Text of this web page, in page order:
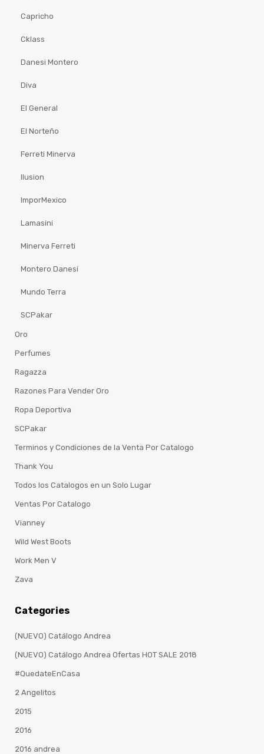
Capricho
Cklass
Danesi Montero
Diva
El General
El Norteño
Ferreti Minerva
Ilusion
ImporMexico
Lamasini
Minerva Ferreti
Montero Danesi
Mundo Terra
SCPakar
Oro
Perfumes
Ragazza
Razones Para Vender Oro
Ropa Deportiva
SCPakar
Terminos y Condiciones de la Venta Por Catalogo
Thank You
Todos los Catalogos en un Solo Lugar
Ventas Por Catalogo
Vianney
Wild West Boots
Work Men V
Zava
Categories
(NUEVO) Catálogo Andrea
(NUEVO) Catálogo Andrea Ofertas HOT SALE 2018
#QuedateEnCasa
2 Angelitos
2015
2016
2016 andrea